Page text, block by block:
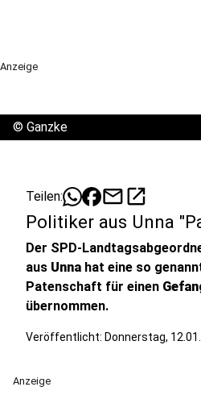
Anzeige
© Ganzke
Teilen: mailopen_in_new
Politiker aus Unna
Der SPD-
aus Unna hat eine so
Patenschaft für einen
übernommen.
Veröffentlicht: Donnerstag,
Anzeige